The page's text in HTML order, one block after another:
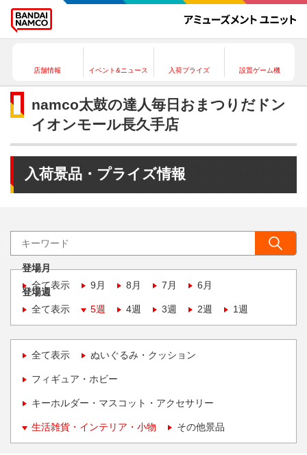
店舗情報 イベント&ニュース 入荷プライズ 設置ゲーム機
namco太鼓の達人毎日おまつりだドン
イオンモール長久手店
入荷景品・プライズ情報
登場月
全て表示
9月 8月 7月 6月
登場週
全て表示
5週 4週 3週 2週 1週
全て表示 ぬいぐるみ・クッション
フィギュア・ホビー
キーホルダー・マスコット・アクセサリー
生活雑貨・インテリア・小物 その他景品